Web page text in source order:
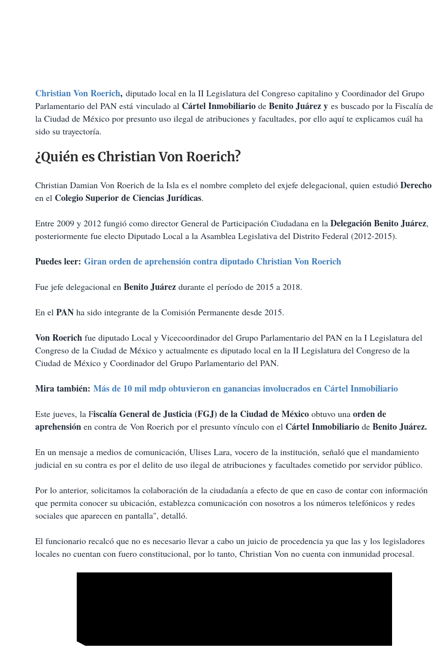
Christian Von Roerich, diputado local en la II Legislatura del Congreso capitalino y Coordinador del Grupo
Parlamentario del PAN está vinculado al Cártel Inmobiliario de Benito Juárez y es buscado por la Fiscalía de
la Ciudad de México por presunto uso ilegal de atribuciones y facultades, por ello aquí te explicamos cuál ha
sido su trayectoría.
¿Quién es Christian Von Roerich?
Christian Damian Von Roerich de la Isla es el nombre completo del exjefe delegacional, quien estudió Derecho
en el Colegio Superior de Ciencias Jurídicas.
Entre 2009 y 2012 fungió como director General de Participación Ciudadana en la Delegación Benito Juárez,
posteriormente fue electo Diputado Local a la Asamblea Legislativa del Distrito Federal (2012-2015).
Puedes leer: Giran orden de aprehensión contra diputado Christian Von Roerich
Fue jefe delegacional en Benito Juárez durante el período de 2015 a 2018.
En el PAN ha sido integrante de la Comisión Permanente desde 2015.
Von Roerich fue diputado Local y Vicecoordinador del Grupo Parlamentario del PAN en la I Legislatura del
Congreso de la Ciudad de México y actualmente es diputado local en la II Legislatura del Congreso de la
Ciudad de México y Coordinador del Grupo Parlamentario del PAN.
Mira también: Más de 10 mil mdp obtuvieron en ganancias involucrados en Cártel Inmobiliario
Este jueves, la Fiscalía General de Justicia (FGJ) de la Ciudad de México obtuvo una orden de
aprehensión en contra de Von Roerich por el presunto vínculo con el Cártel Inmobiliario de Benito Juárez.
En un mensaje a medios de comunicación, Ulises Lara, vocero de la institución, señaló que el mandamiento
judicial en su contra es por el delito de uso ilegal de atribuciones y facultades cometido por servidor público.
Por lo anterior, solicitamos la colaboración de la ciudadanía a efecto de que en caso de contar con información
que permita conocer su ubicación, establezca comunicación con nosotros a los números telefónicos y redes
sociales que aparecen en pantalla", detalló.
El funcionario recalcó que no es necesario llevar a cabo un juicio de procedencia ya que las y los legisladores
locales no cuentan con fuero constitucional, por lo tanto, Christian Von no cuenta con inmunidad procesal.